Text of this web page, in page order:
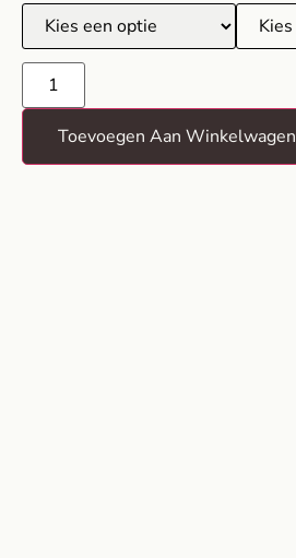
Toevoegen Aan Winkelwagen